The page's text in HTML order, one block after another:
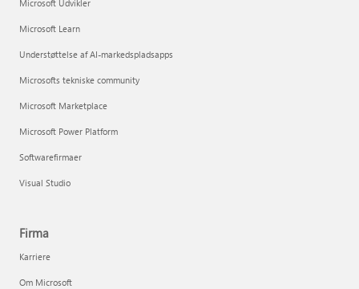
Microsoft Udvikler
Microsoft Learn
Understøttelse af AI-markedspladsapps
Microsofts tekniske community
Microsoft Marketplace
Microsoft Power Platform
Softwarefirmaer
Visual Studio
Firma
Karriere
Om Microsoft